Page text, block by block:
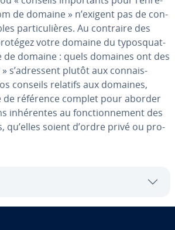
de domaine » n’exigent pas de con­
par­ti­cu­lières. Au contraire des
votre domaine du ty­pos­quat­
de domaine : quels domaines ont des
» s’adressent plutôt aux con­nais­
conseils relatifs aux domaines,
de référence complet pour aborder
in­hé­rentes au fonc­tion­ne­ment des
qu’elles soient d’ordre privé ou pro­